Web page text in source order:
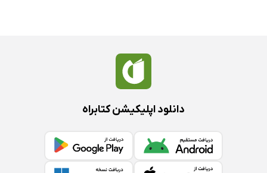
دانلود اپلیکیشن کتابراه